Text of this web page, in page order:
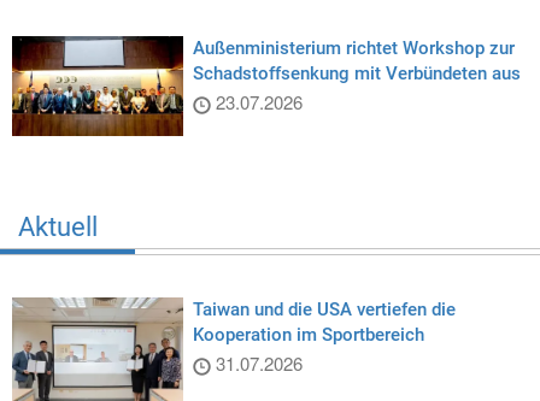
Außenministerium richtet Workshop zur
Schadstoffsenkung mit Verbündeten aus
23.07.2026
Aktuell
Taiwan und die USA vertiefen die
Kooperation im Sportbereich
31.07.2026